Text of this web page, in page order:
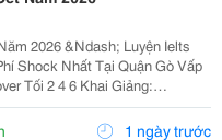
2026 &Ndash; Luyện Ielts
1 ngày trước